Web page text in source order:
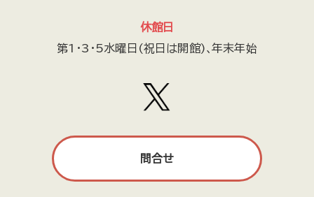
休館日
第1・3・5水曜日(祝日は開館)､年末年始
問合せ